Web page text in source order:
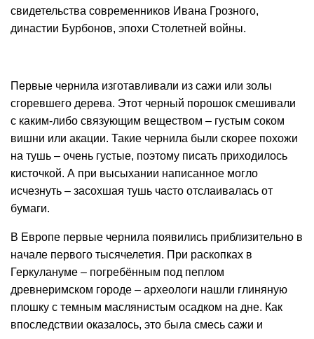
свидетельства современников Ивана Грозного,
династии Бурбонов, эпохи Столетней войны.
Первые чернила изготавливали из сажи или золы
сгоревшего дерева. Этот черный порошок смешивали
с каким-либо связующим веществом – густым соком
вишни или акации. Такие чернила были скорее похожи
на тушь – очень густые, поэтому писать приходилось
кисточкой. А при высыхании написанное могло
исчезнуть – засохшая тушь часто отслаивалась от
бумаги.
В Европе первые чернила появились приблизительно в
начале первого тысячелетия. При раскопках в
Геркулануме – погребённым под пеплом
древнеримском городе – археологи нашли глиняную
плошку с темным маслянистым осадком на дне. Как
впоследствии оказалось, это была смесь сажи и